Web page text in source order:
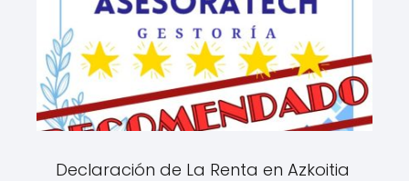
Declaración de La Renta en Azkoitia